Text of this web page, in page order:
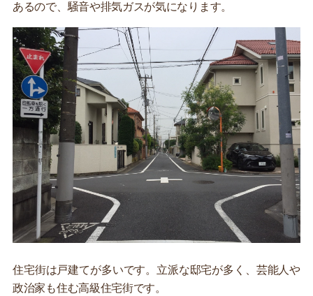
あるので、騒音や排気ガスが気になります。
住宅街は戸建てが多いです。立派な邸宅が多く、芸能人や
政治家も住む高級住宅街です。